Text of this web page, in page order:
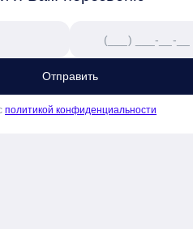
Отправить
политикой конфиденциальности